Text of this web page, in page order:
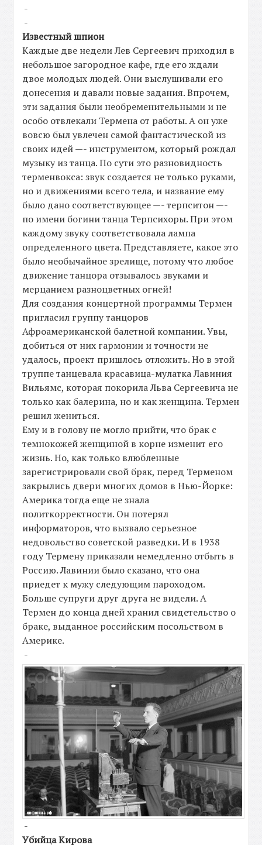
-
-
Известный шпион
Каждые две недели Лев Сергеевич приходил в
небольшое загородное кафе, где его ждали
двое молодых людей. Они выслушивали его
донесения и давали новые задания. Впрочем,
эти задания были необременительными и не
особо отвлекали Термена от работы. А он уже
вовсю был увлечен самой фантастической из
своих идей —- инструментом, который рождал
музыку из танца. По сути это разновидность
терменвокса: звук создается не только руками,
но и движениями всего тела, и название ему
было дано соответствующее —- терпситон —-
по имени богини танца Терпсихоры. При этом
каждому звуку соответствовала лампа
определенного цвета. Представляете, какое это
было необычайное зрелище, потому что любое
движение танцора отзывалось звуками и
мерцанием разноцветных огней!
Для создания концертной программы Термен
пригласил группу танцоров
Афроамериканской балетной компании. Увы,
добиться от них гармонии и точности не
удалось, проект пришлось отложить. Но в этой
труппе танцевала красавица-мулатка Лавиния
Вильямс, которая покорила Льва Сергеевича не
только как балерина, но и как женщина. Термен
решил жениться.
Ему и в голову не могло прийти, что брак с
темнокожей женщиной в корне изменит его
жизнь. Но, как только влюбленные
зарегистрировали свой брак, перед Терменом
закрылись двери многих домов в Нью-Йорке:
Америка тогда еще не знала
политкорректности. Он потерял
информаторов, что вызвало серьезное
недовольство советской разведки. И в 1938
году Термену приказали немедленно отбыть в
Россию. Лавинии было сказано, что она
приедет к мужу следующим пароходом.
Больше супруги друг друга не видели. А
Термен до конца дней хранил свидетельство о
браке, выданное российским посольством в
Америке.
-
-
Убийца Кирова